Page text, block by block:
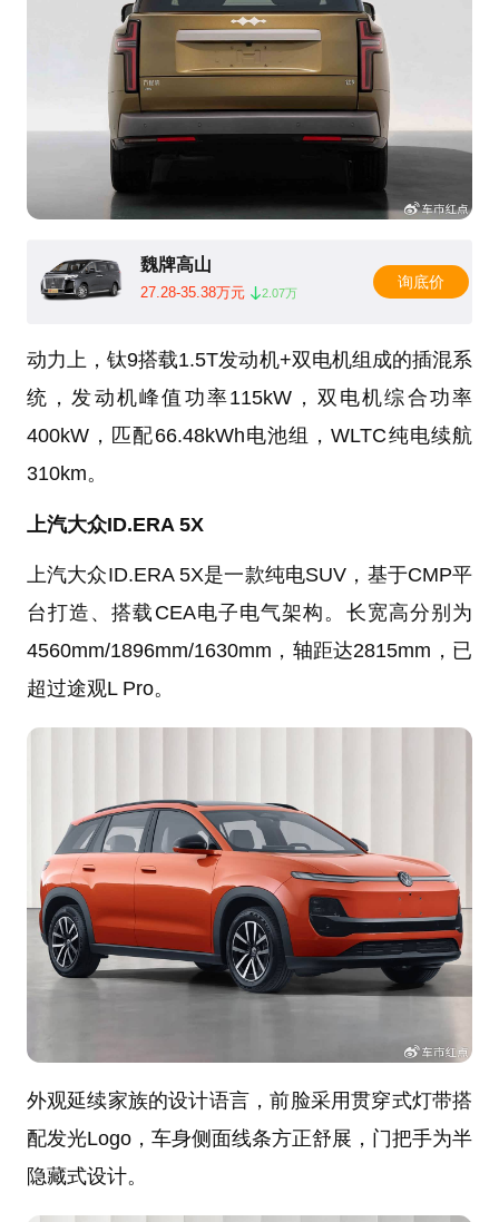
魏牌高山
27.28-35.38万元 2.07万
询底价
动力上，钛9搭载1.5T发动机+双电机组成的插混系
统，发动机峰值功率115kW，双电机综合功率
400kW，匹配66.48kWh电池组，WLTC纯电续航
310km。
上汽大众ID.ERA 5X
上汽大众ID.ERA 5X是一款纯电SUV，基于CMP平
台打造、搭载CEA电子电气架构。长宽高分别为
4560mm/1896mm/1630mm，轴距达2815mm，已
超过途观L Pro。
外观延续家族的设计语言，前脸采用贯穿式灯带搭
配发光Logo，车身侧面线条方正舒展，门把手为半
隐藏式设计。